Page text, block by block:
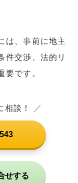
は、事前に地主
件交渉、法的リ
要です。
談！ ／
せする